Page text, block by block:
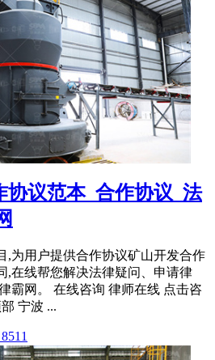
协议范本_合作协议_法
,为用户提供合作协议矿山开发合作
,在线帮您解决法律疑问、申请律
霸网。 在线咨询 律师在线 点击咨
宁波 ...